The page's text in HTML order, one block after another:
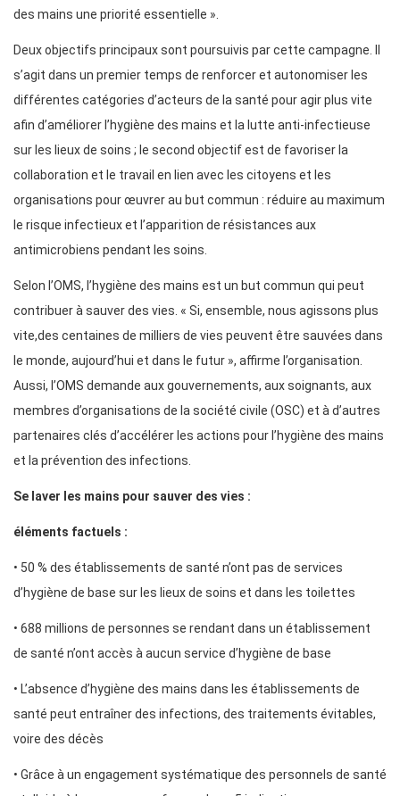
des mains une priorité essentielle ».
Deux objectifs principaux sont poursuivis par cette campagne. Il
s’agit dans un premier temps de renforcer et autonomiser les
différentes catégories d’acteurs de la santé pour agir plus vite
afin d’améliorer l’hygiène des mains et la lutte anti-infectieuse
sur les lieux de soins ; le second objectif est de favoriser la
collaboration et le travail en lien avec les citoyens et les
organisations pour œuvrer au but commun : réduire au maximum
le risque infectieux et l’apparition de résistances aux
antimicrobiens pendant les soins.
Selon l’OMS, l’hygiène des mains est un but commun qui peut
contribuer à sauver des vies. « Si, ensemble, nous agissons plus
vite,des centaines de milliers de vies peuvent être sauvées dans
le monde, aujourd’hui et dans le futur », affirme l’organisation.
Aussi, l’OMS demande aux gouvernements, aux soignants, aux
membres d’organisations de la société civile (OSC) et à d’autres
partenaires clés d’accélérer les actions pour l’hygiène des mains
et la prévention des infections.
Se laver les mains pour sauver des vies :
éléments factuels :
• 50 % des établissements de santé n’ont pas de services
d’hygiène de base sur les lieux de soins et dans les toilettes
• 688 millions de personnes se rendant dans un établissement
de santé n’ont accès à aucun service d’hygiène de base
• L’absence d’hygiène des mains dans les établissements de
santé peut entraîner des infections, des traitements évitables,
voire des décès
• Grâce à un engagement systématique des personnels de santé